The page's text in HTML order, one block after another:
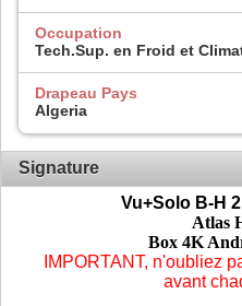
Occupation
Tech.Sup. en Froid et
Drapeau Pays
Algeria
Signature
Vu+Solo B-H
Atlas
Box 4K
IMPORTANT, n'oubliez
avant